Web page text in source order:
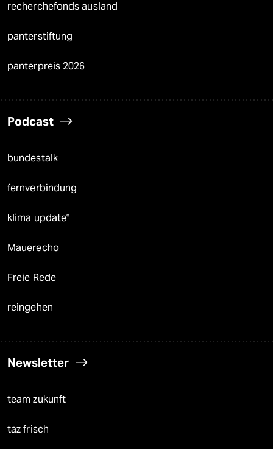
recherchefonds ausland
panterstiftung
panterpreis 2026
Podcast
bundestalk
fernverbindung
klima update°
Mauerecho
Freie Rede
reingehen
Newsletter
team zukunft
taz frisch